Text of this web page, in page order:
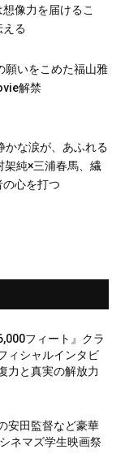
想像力を届けるこ
える
願いをこめた福山雅
解禁
かな涙が、あふれる
純×三浦春馬、繊
心を打つ
フィート』クラ
ィシャルインタビ
力と真実の解放力
安田監督など豪華
ネマズ学生映画祭